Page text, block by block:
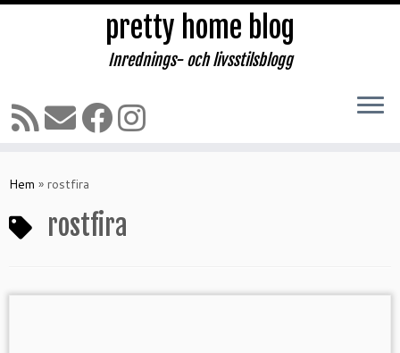
till
pretty home blog
Inrednings- och livsstilsblogg
Hem » rostfira
rostfira